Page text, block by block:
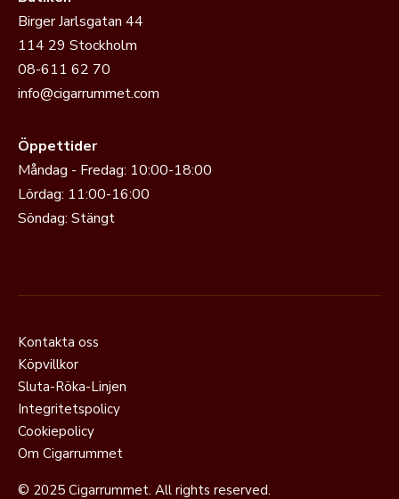
Birger Jarlsgatan 44
114 29 Stockholm
08-611 62 70
info@cigarrummet.com
Öppettider
Måndag - Fredag: 10:00-18:00
Lördag: 11:00-16:00
Söndag: Stängt
Kontakta oss
Köpvillkor
Sluta-Röka-Linjen
Integritetspolicy
Cookiepolicy
Om Cigarrummet
© 2025 Cigarrummet. All rights reserved.